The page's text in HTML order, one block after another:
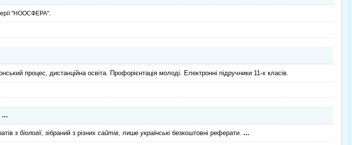
"НООСФЕРА".
процес, дистанційна освіта. Профорієнтація молоді. Електронні підручники 11-х класів.
...
з біології, зібраний з різних сайтів, лише українські безкоштовні реферати. ...